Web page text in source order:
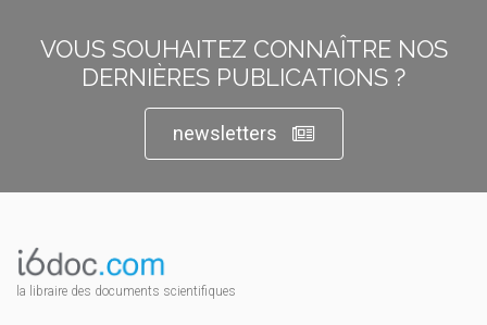
VOUS SOUHAITEZ CONNAÎTRE NOS
DERNIÈRES PUBLICATIONS ?
newsletters
la libraire des documents scientifiques